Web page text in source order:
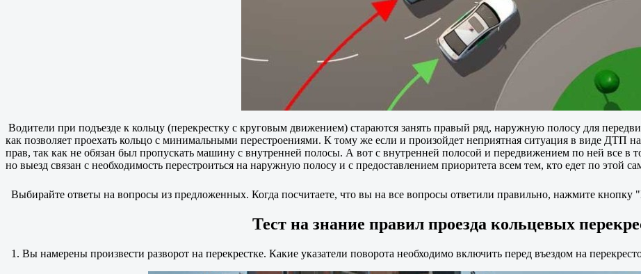
Водители при подъезде к кольцу (перекрестку с круговым движением) стараются занять правый ряд, наружную полосу для
как позволяет проехать кольцо с минимальными перестроениями. К тому же если и произойдет неприятная ситуация в виде ДТП
прав, так как не обязан был пропускать машину с внутренней полосы. А вот с внутренней полосой и передвижением по ней все в
но выезд связан с необходимость перестроиться на наружную полосу и с предоставлением приоритета всем тем, кто едет по этой